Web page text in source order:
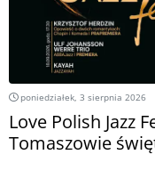
poniedziałek, 3 sierpnia 2026
Love Polish Jazz
Tomaszowie